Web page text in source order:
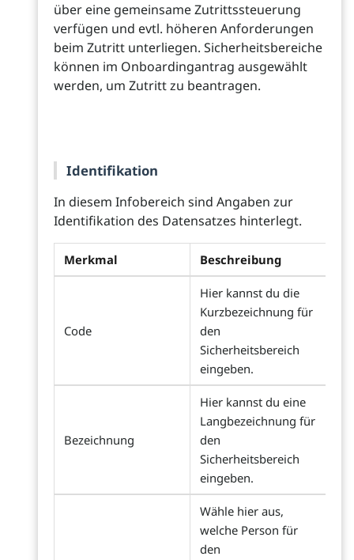
über eine gemeinsame Zutrittssteuerung
verfügen und evtl. höheren Anforderungen
beim Zutritt unterliegen. Sicherheitsbereiche
können im Onboardingantrag ausgewählt
werden, um Zutritt zu beantragen.
Identifikation
In diesem Infobereich sind Angaben zur
Identifikation des Datensatzes hinterlegt.
Merkmal Beschreibung
Code
Hier kannst du die
Kurzbezeichnung für
den
Sicherheitsbereich
eingeben.
Bezeichnung
Hier kannst du eine
Langbezeichnung für
den
Sicherheitsbereich
eingeben.
Wähle hier aus,
welche Person für
den